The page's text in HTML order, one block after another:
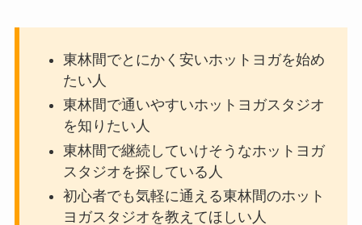
東林間でとにかく安いホットヨガを始め
たい人
東林間で通いやすいホットヨガスタジオ
を知りたい人
東林間で継続していけそうなホットヨガ
スタジオを探している人
初心者でも気軽に通える東林間のホット
ヨガスタジオを教えてほしい人